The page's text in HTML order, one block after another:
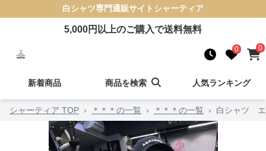
白シャツ専門通販サイト シャーティア
5,000円以上のご購入で送料無料
0 0
新着商品 商品を検索 人気ランキング
シャーティア TOP › ＊＊＊の一覧 › ＊＊＊の一覧 › 白シャツ エ